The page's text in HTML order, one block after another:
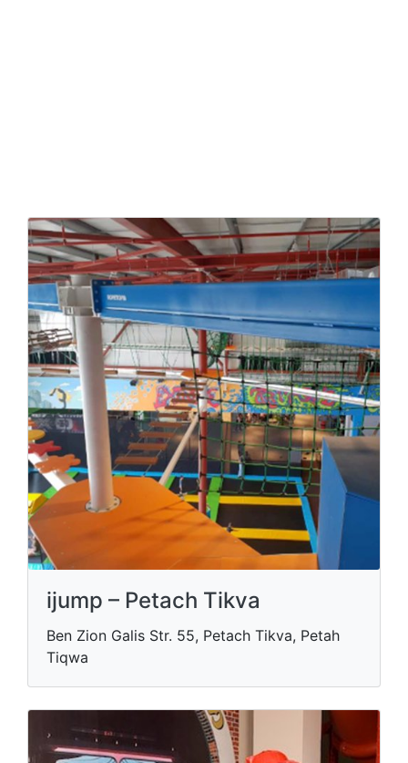
ijump – Petach Tikva
Ben Zion Galis Str. 55, Petach Tikva, Petah
Tiqwa